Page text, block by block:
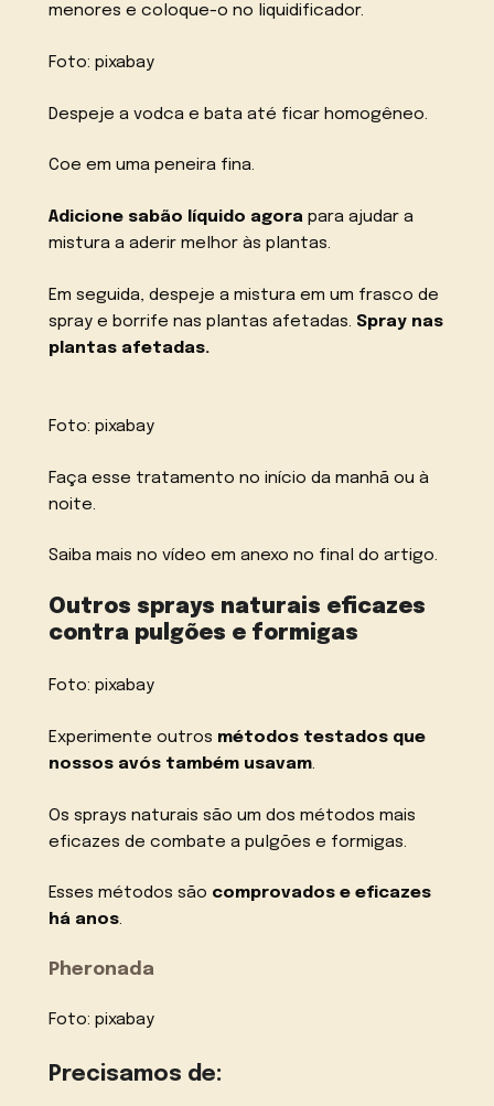
menores e coloque-o no liquidificador.
Foto: pixabay
Despeje a vodca e bata até ficar homogêneo.
Coe em uma peneira fina.
Adicione sabão líquido agora para ajudar a
mistura a aderir melhor às plantas.
Em seguida, despeje a mistura em um frasco de
spray e borrife nas plantas afetadas. Spray nas
plantas afetadas.
Foto: pixabay
Faça esse tratamento no início da manhã ou à
noite.
Saiba mais no vídeo em anexo no final do artigo.
Outros sprays naturais eficazes
contra pulgões e formigas
Foto: pixabay
Experimente outros métodos testados que
nossos avós também usavam.
Os sprays naturais são um dos métodos mais
eficazes de combate a pulgões e formigas.
Esses métodos são comprovados e eficazes
há anos.
Pheronada
Foto: pixabay
Precisamos de: